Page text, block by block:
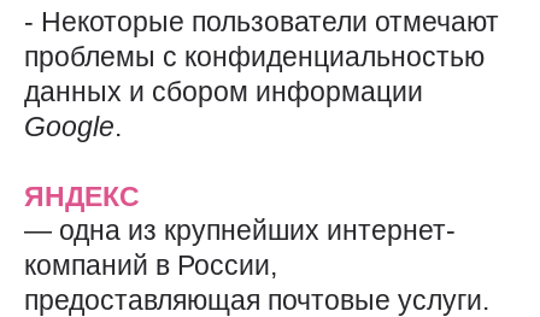
- Некоторые пользователи отмечают
проблемы с конфиденциальностью
данных и сбором информации
Google.
ЯНДЕКС
— одна из крупнейших интернет-
компаний в России,
предоставляющая почтовые услуги.